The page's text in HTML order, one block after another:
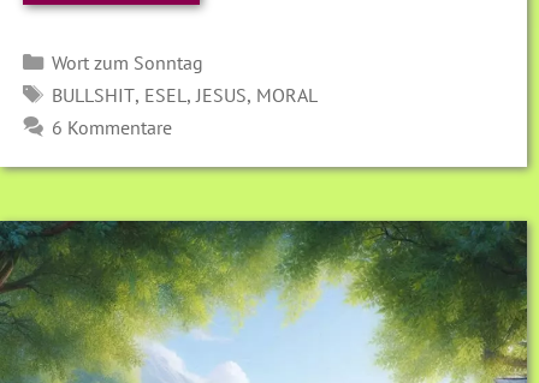
Kategorien
Wort zum Sonntag
SCHLAGWÖRTER
BULLSHIT, ESEL , JESUS, MORAL
6 Kommentare